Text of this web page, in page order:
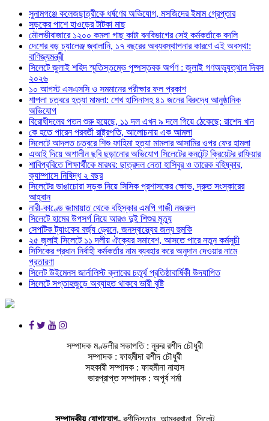
সুনামগঞ্জে কলেজছাত্রীকে ধর্ষণের অভিযোগ, মসজিদের ইমাম গ্রেপ্তার
সড়কের পাশে হাওড়ের টাটকা মাছ
মৌলভীবাজারে ১২০০ কমলা গাছ কাটা বনবিভাগের সেই কর্মকর্তাকে বদলি
দেশের বড় চ্যালেঞ্জ জ্বালানি, ১৭ বছরের অব্যবস্থাপনার কারণে এই অবস্থা:
বাণিজ্যমন্ত্রী
সিলেটে জুলাই শহিদ স্মৃতিস্তম্ভে পুষ্পস্তবক অর্পণ : জুলাই গণঅভ্যুত্থান দিবস
২০২৬
১০ আগস্ট এসএসসি ও সমমানের পরীক্ষার ফল প্রকাশ
শাপলা চত্বরে হত্যা মামলা: শেখ হাসিনাসহ ৪১ জনের বিরুদ্ধে আনুষ্ঠানিক
অভিযোগ
বিরোধীদলের পতন শুরু হয়েছে, ১১ দল এখন ৯ দলে গিয়ে ঠেকেছে: রাশেদ খান
কে হতে পারেন পরবর্তী রাষ্ট্রপতি, আলোচনায় এক আমলা
সিলেটে আদলত চত্বরে শিশু ফাহিমা হত্যা মামলার আসামির ওপর ফের হামলা
এআই দিয়ে অশালীন ছবি ছড়ানোর অভিযোগ সিলেটের কনটেন্ট ক্রিয়েটর রাফিয়ার
শাবিপ্রবিতে শিক্ষার্থীকে মারধর: ছাত্রদল নেতা হাসিবুর ও তারেক বহিষ্কার,
ক্যাম্পাসে নিষিদ্ধ ২ বছর
সিলেটের ভাঙাচোরা সড়ক নিয়ে সিসিক প্রশাসকের ক্ষোভ, দ্রুত সংস্কারের
আহ্বান
নারী-কাণ্ডে জামায়াত থেকে বহিস্কার এমপি গাজী নজরুল
সিলেটে হামের উপসর্গ নিয়ে আরও দুই শিশুর মৃত্যু
সেপটিক ট্যাংকের বর্জ্য ড্রেনে, জনস্বাস্থ্যের জন্য হুমকি
২৫ জুলাই সিলেটে ১১ দলীয় ঐক্যের সমাবেশ, আসতে পারে নতুন কর্মসুচী
সিসিকের প্রধান নির্বাহী কর্মকর্তার নাম ব্যবহার করে অনুদান দেওয়ার নামে
প্রতারণা
সিলেট উইমেনস জার্নালিস্ট ক্লাবের চতুর্থ প্রতিষ্ঠাবার্ষিকী উদযাপিত
সিলেটে সপ্তাহজুড়ে অব্যাহত থাকবে ভারী বৃষ্টি
সম্পাদক মণ্ডলীর সভাপতি : নূরুর রশীদ চৌধুরী
সম্পাদক : ফাহমীদা রশীদ চৌধুরী
সহকারী সম্পাদক : ফাহমীনা নাহাস
ভারপ্রাপ্ত সম্পাদক : অপূর্ব শর্মা